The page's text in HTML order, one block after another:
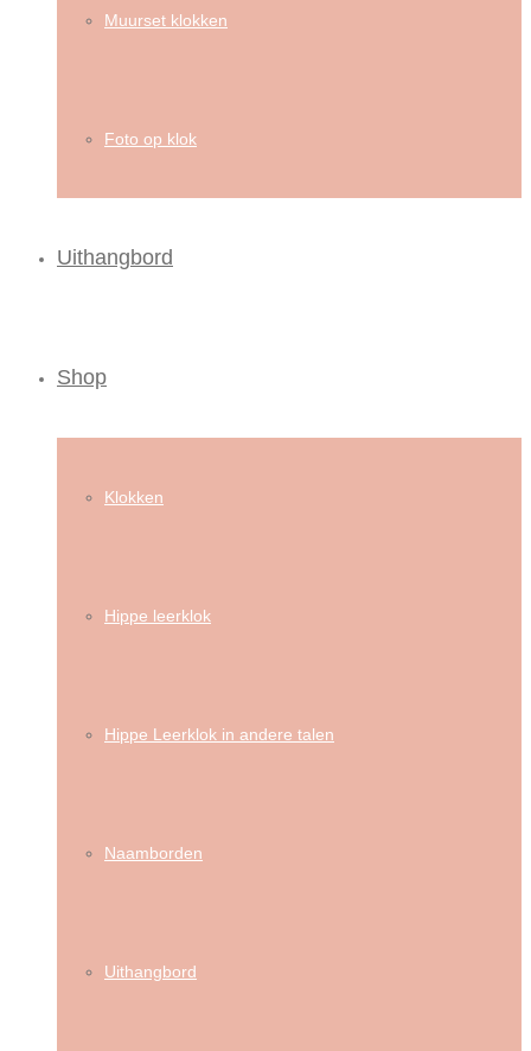
Muurset klokken
Foto op klok
Uithangbord
Shop
Klokken
Hippe leerklok
Hippe Leerklok in andere talen
Naamborden
Uithangbord